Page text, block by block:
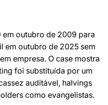
em outubro de 2009 para
em outubro de 2025 sem
empresa. O case mostra
foi substituída por um
auditável, halvings
como evangelistas.